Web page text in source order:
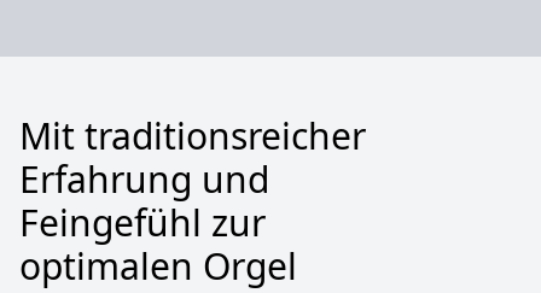
Mit traditionsreicher
Erfahrung und
Feingefühl zur
optimalen Orgel